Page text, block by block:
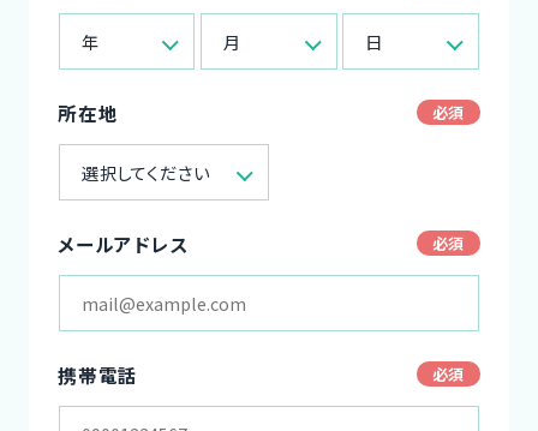
年 月 日
所在地
選択してください
メールアドレス
携帯電話